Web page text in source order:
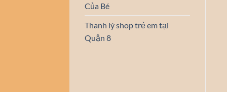
Của Bé
Thanh lý shop trẻ em tại
Quận 8